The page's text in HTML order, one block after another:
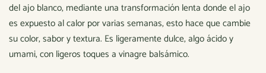
del ajo blanco, mediante una transformación lenta donde el ajo
es expuesto al calor por varias semanas, esto hace que cambie
su color, sabor ytextura. Es ligeramente dulce, algo ácido y
umami, con ligeros toques a vinagre balsámico.